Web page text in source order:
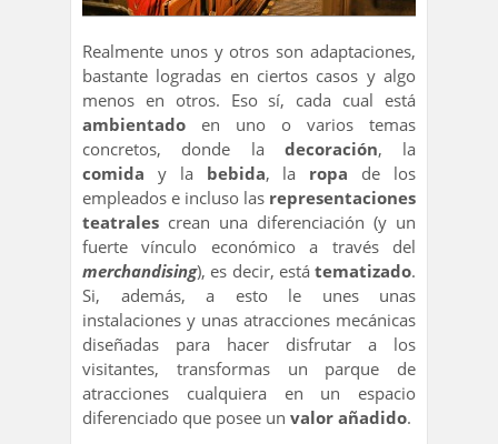
Realmente unos y otros son adaptaciones,
bastante logradas en ciertos casos y algo
menos en otros. Eso sí, cada cual está
ambientado en uno o varios temas
concretos, donde la decoración, la
comida y la bebida, la ropa de los
empleados e incluso las representaciones
teatrales crean una diferenciación (y un
fuerte vínculo económico a través del
merchandising), es decir, está tematizado.
Si, además, a esto le unes unas
instalaciones y unas atracciones mecánicas
diseñadas para hacer disfrutar a los
visitantes, transformas un parque de
atracciones cualquiera en un espacio
diferenciado que posee un valor añadido.